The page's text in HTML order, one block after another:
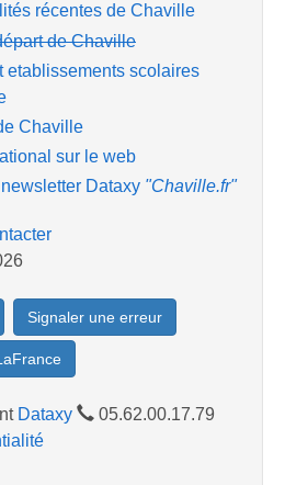
récentes de Chaville
de Chaville
etablissements scolaires
Chaville
sur le web
Dataxy "Chaville.fr"
Signaler une erreur
Dataxy
05.62.00.17.79